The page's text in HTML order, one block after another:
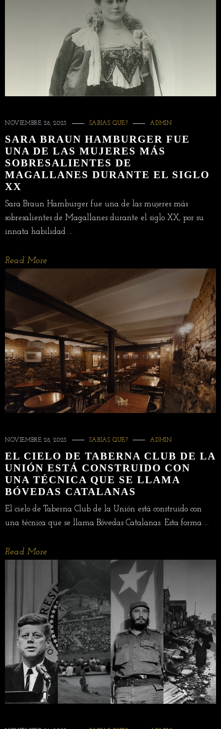
NOVIEMBRE 28, 2023 SABIAS QUE? ADMIN
SARA BRAUN HAMBURGER FUE
UNA DE LAS MUJERES MÁS
SOBRESALIENTES DE
MAGALLANES DURANTE EL SIGLO
XX
Sara Braun Hamburger fue una de las mujeres más
sobresalientes de Magallanes durante el siglo XX, por su
innata habilidad ...
Read More
NOVIEMBRE 28, 2023 SABIAS QUE? ADMIN
EL CIELO DE TABERNA CLUB DE LA
UNIÓN ESTÁ CONSTRUIDO CON
UNA TÉCNICA QUE SE LLAMA
BÓVEDAS CATALANAS
El cielo de Taberna Club de la Unión está construido con
una técnica que se llama Bóvedas Catalanas. Esta forma ...
Read More